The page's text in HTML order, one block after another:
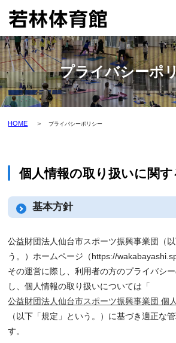
プライバシーポ
HOME プライバシーポリシー
個人情報の取り扱いに関す
基本方針
公益財団法人仙台市スポーツ振興事業団（
う。）ホームページ（https://
その運営に際し、利用者の方のプライバシ
し、個人情報の取り扱いについては「
公益財団法人仙台市スポーツ振興事業団 個
（以下「規定」という。）に基づき適正な
す。